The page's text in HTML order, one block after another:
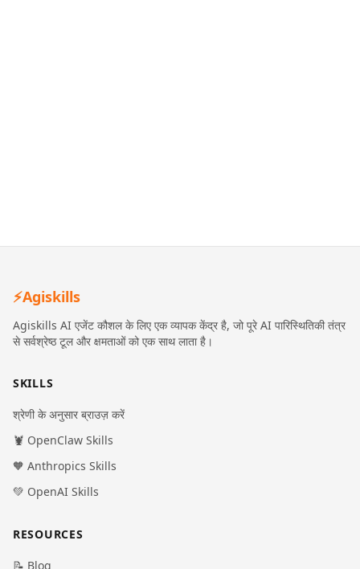
⚡Agiskills
Agiskills AI एजेंट कौशल के लिए एक व्यापक केंद्र है, जो पूरे AI पारिस्थितिकी तंत्र
से सर्वश्रेष्ठ टूल और क्षमताओं को एक साथ लाता है।
SKILLS
श्रेणी के अनुसार ब्राउज़ करें
🦞 OpenClaw Skills
🧡 Anthropics Skills
💚 OpenAI Skills
RESOURCES
📝 Blog